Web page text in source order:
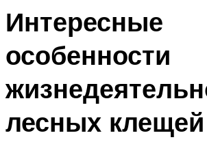
Интересные
особенности
лесных клещей